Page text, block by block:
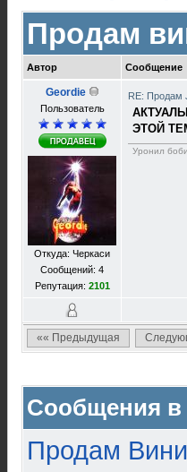
Продам
Автор Сообщение
Geordie
Пользователь
Откуда: Черкаси
Сообщений: 4
Репутация: 2101
RE: Продам
ЭТОЙ
Уронил
«« Предыдущая
Сообщения в
Продам